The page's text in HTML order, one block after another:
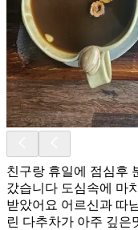
친구랑 휴일에 점심후
갔습니다 도심속에 마
받았어요 어르신과 따
린 다추차가 아주 깊은